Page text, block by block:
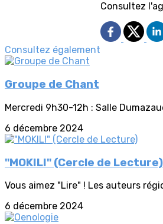
Consultez
Consultez également
Groupe de Chant
Mercredi 9h30-12h : Salle
6 décembre 2024
"MOKILI" (Cercle de Lecture)
Vous aimez "Lire" ! Les auteurs
6 décembre 2024